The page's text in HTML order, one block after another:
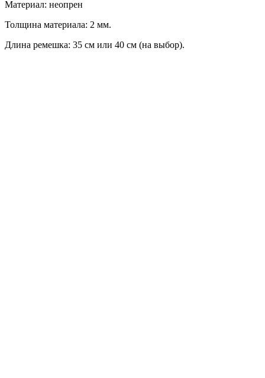
Материал: неопрен
Толщина материала: 2 мм.
Длина ремешка: 35 см или 40 см (на выбор).